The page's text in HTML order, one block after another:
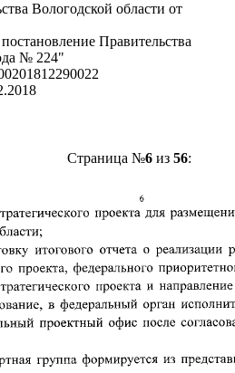
Вологодской области от
Правительства
№ 224"
Страница №6из 56: